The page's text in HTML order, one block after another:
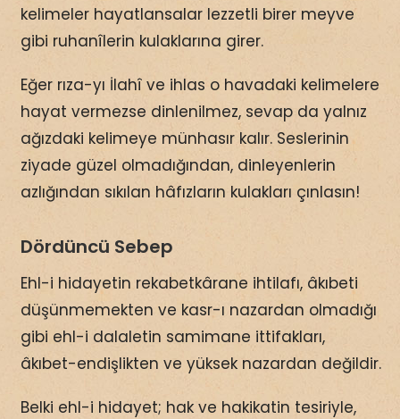
kelimeler hayatlansalar lezzetli birer meyve
gibi ruhanîlerin kulaklarına girer.
Eğer rıza-yı İlahî ve ihlas o havadaki kelimelere
hayat vermezse dinlenilmez, sevap da yalnız
ağızdaki kelimeye münhasır kalır. Seslerinin
ziyade güzel olmadığından, dinleyenlerin
azlığından sıkılan hâfızların kulakları çınlasın!
Dördüncü Sebep
Ehl-i hidayetin rekabetkârane ihtilafı, âkıbeti
düşünmemekten ve kasr-ı nazardan olmadığı
gibi ehl-i dalaletin samimane ittifakları,
âkıbet-endişlikten ve yüksek nazardan değildir.
Belki ehl-i hidayet; hak ve hakikatin tesiriyle,